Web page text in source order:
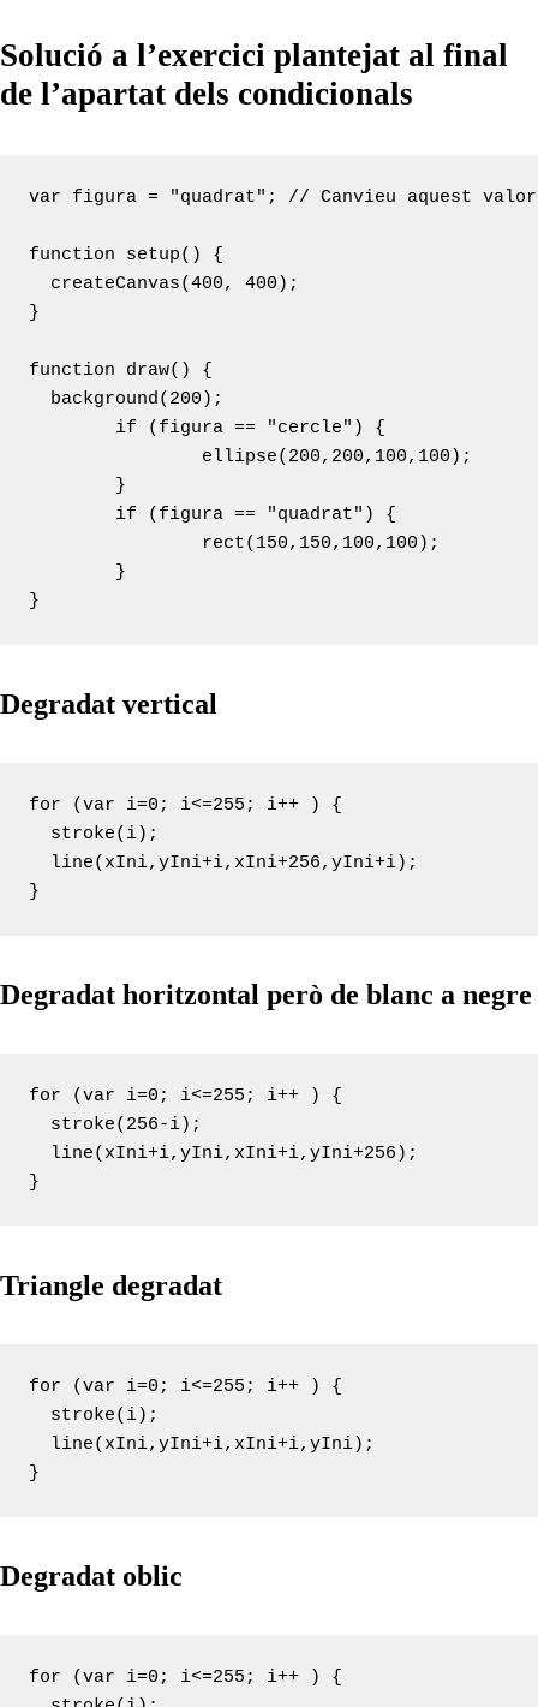
Solució a l’exercici plantejat al final
de l’apartat dels condicionals
var figura = "quadrat"; // Canvieu aquest
function setup() {
  createCanvas(400, 400);
}
function draw() {
  background(200);
}
Degradat vertical
for (var i=0; i<=255; i++ ) {
  stroke(i);
  line(xIni,yIni+i,xIni+256,yIni+i);
}
Degradat horitzontal però de blanc a negre
for (var i=0; i<=255; i++ ) {
  stroke(256-i);
  line(xIni+i,yIni,xIni+i,yIni+256);
}
Triangle degradat
for (var i=0; i<=255; i++ ) {
  stroke(i);
  line(xIni,yIni+i,xIni+i,yIni);
}
Degradat oblic
for (var i=0; i<=255; i++ ) {